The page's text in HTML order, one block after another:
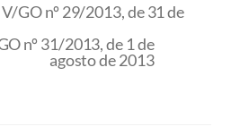
GO nº 29/2013, de 31 de
nº 31/2013, de 1 de
agosto de 2013